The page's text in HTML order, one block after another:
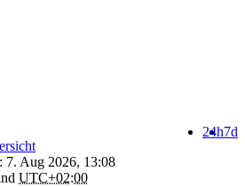
7d
24h
7. Aug 2026, 13:08
UTC+02:00